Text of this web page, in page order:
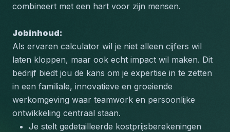
combineert met een hart voor zijn mensen.
Jobinhoud:
Als ervaren calculator wil je niet alleen cijfers wil
laten kloppen, maar ook echt impact wil maken. Dit
bedrijf biedt jou de kans om je expertise in te zetten
in een familiale, innovatieve en groeiende
werkomgeving waar teamwork en persoonlijke
ontwikkeling centraal staan.
Je stelt gedetailleerde kostprijsberekeningen